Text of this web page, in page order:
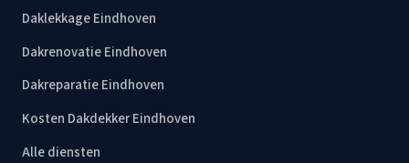
Daklekkage Eindhoven
Dakrenovatie Eindhoven
Dakreparatie Eindhoven
Kosten Dakdekker Eindhoven
Alle diensten